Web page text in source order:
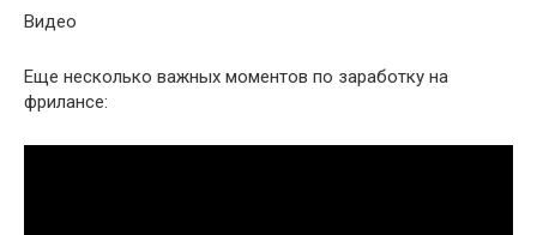
Видео
Еще несколько важных моментов по заработку на
фрилансе: